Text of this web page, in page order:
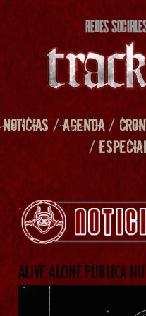
REDES
NOTICIAS /AGENDA/
/
ALIVE ALONE PUBLICA